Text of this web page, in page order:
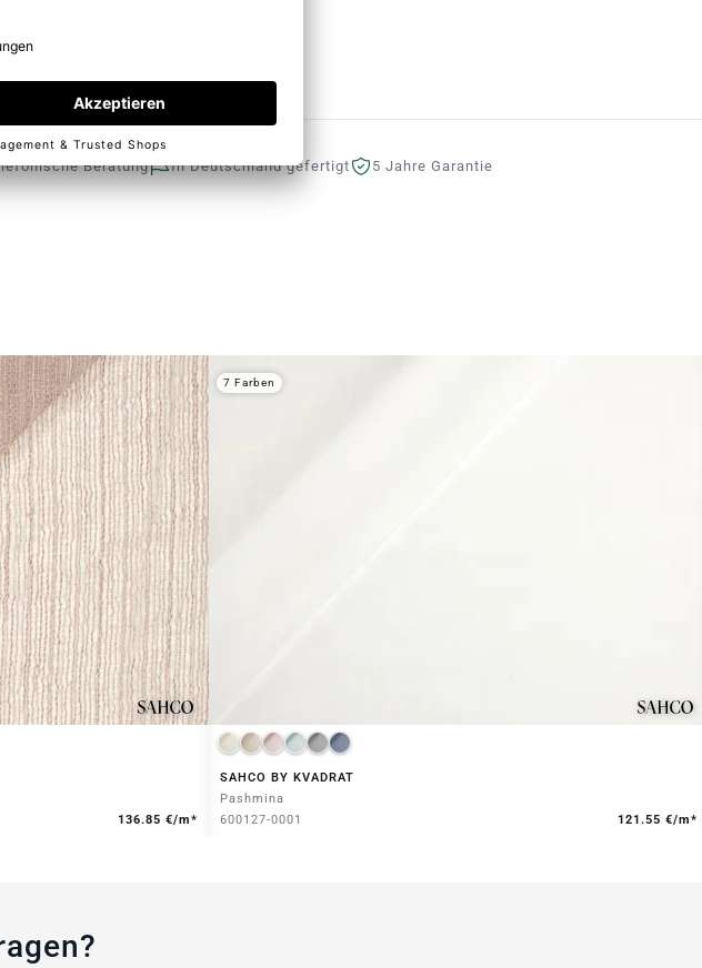
Beratung In Deutschland gefertigt 5 Jahre Garantie
136.85 €/m*
SAHCO BY KVADRAT
Pashmina
600127-0001
121.55 €/m*
7 Farben